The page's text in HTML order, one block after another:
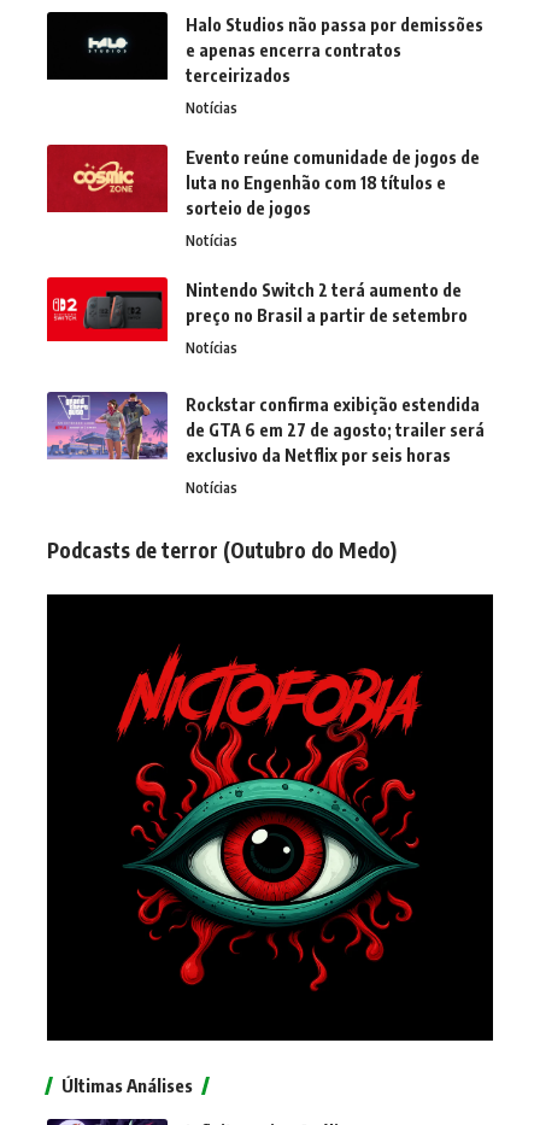
Halo Studios não passa por demissões
e apenas encerra contratos
terceirizados
Notícias
Evento reúne comunidade de jogos de
luta no Engenhão com 18 títulos e
sorteio de jogos
Notícias
Nintendo Switch 2 terá aumento de
preço no Brasil a partir de setembro
Notícias
Rockstar confirma exibição estendida
de GTA 6 em 27 de agosto; trailer será
exclusivo da Netflix por seis horas
Notícias
Podcasts de terror (Outubro do Medo)
Últimas Análises